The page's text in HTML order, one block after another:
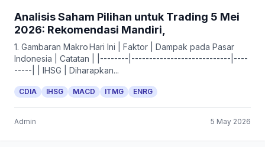
Analisis Saham Pilihan untuk Trading 5 Mei
2026: Rekomendasi Mandiri,
1. Gambaran Makro Hari Ini | Faktor | Dampak pada Pasar
Indonesia | Catatan | |--------|----------------------------|----
-----| | IHSG | Diharapkan...
CDIA IHSG MACD ITMG ENRG
Admin 5 May 2026